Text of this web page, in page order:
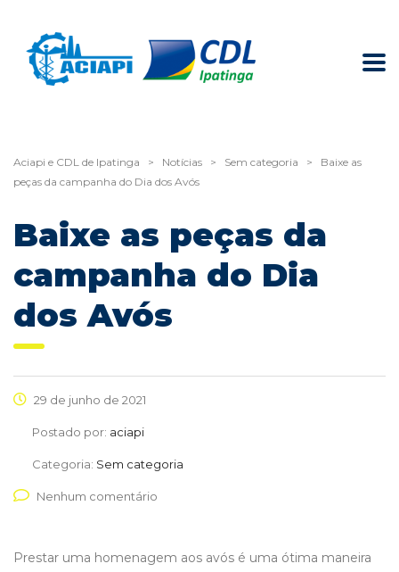
Aciapi e CDL de Ipatinga > Notícias > Sem categoria >
Baixe as
peças da campanha do Dia dos Avós
Baixe as peças da
campanha do Dia
dos Avós
29 de junho de 2021
Postado por: aciapi
Categoria: Sem categoria
Nenhum comentário
Prestar uma homenagem aos avós é uma ótima maneira